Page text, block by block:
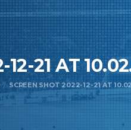
12-21 AT
SCREEN SHOT 2022-12-21 AT